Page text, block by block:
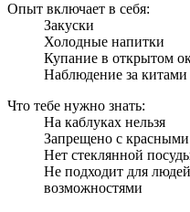
Опыт включает в себя:
Закуски
Холодные напитки
Купание в открытом
Наблюдение за
Что тебе нужно знать:
На каблуках нельзя
Запрещено с
Нет стеклянной
Не подходит для
возможностями